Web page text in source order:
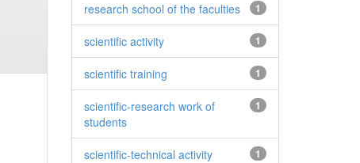
1
research school of the faculties
1
scientific activity
1
scientific training
1
scientific-research work of
students
1
scientific-technical activity